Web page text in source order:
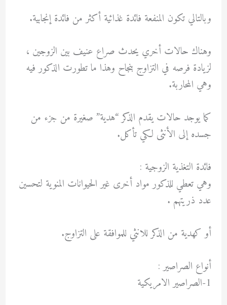
وبالتالي تكون المنفعة فائدة غذائية أكثر من فائدة إنجابية.
وهناك حالات أخري يحدث صراع عنيف بين الزوجين ،
لزيادة فرصه في التزاوج بنجاح وهذا ما تطورت الذكور فيه
وهي المحاربة.
كما يوجد حالات يقدم الذكر “هدية” صغيرة من جزء من
جسده إلى الأنثى لكي تأكل.
فائدة التغذية الزوجية :
وهي تعطي للذكور مواد أخرى غير الحيوانات المنوية لتحسين
عدد ذريتهم .
أو كهدية من الذكر للانثي للموافقة على التزاوج.
أنواع الصراصير :
1-الصراصير الامريكية